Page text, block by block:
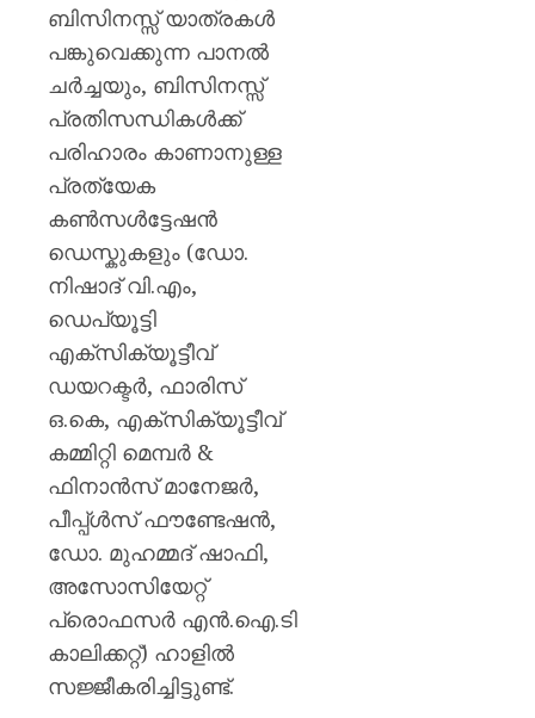
ബിസിനസ്സ് യാത്രകൾ
പങ്കുവെക്കുന്ന പാനൽ
ചർച്ചയും, ബിസിനസ്സ്
പ്രതിസന്ധികൾക്ക്
പരിഹാരം കാണാനുള്ള
പ്രത്യേക
കൺസൾട്ടേഷൻ
ഡെസ്കുകളും (ഡോ.
നിഷാദ് വി.എം,
ഡെപ്യൂട്ടി
എക്‌സിക്യൂട്ടീവ്
ഡയറക്ടര്‍, ഫാരിസ്
ഒ.കെ, എക്‌സിക്യൂട്ടീവ്
കമ്മിറ്റി മെമ്പര്‍ &
ഫിനാന്‍സ് മാനേജര്‍,
പീപ്പ്ള്‍സ് ഫൗണ്ടേഷന്‍,
ഡോ. മുഹമ്മദ് ഷാഫി,
അസോസിയേറ്റ്
പ്രൊഫസര്‍ എന്‍.ഐ.ടി
കാലിക്കറ്റ്‌) ഹാളിൽ
സജ്ജീകരിച്ചിട്ടുണ്ട്.